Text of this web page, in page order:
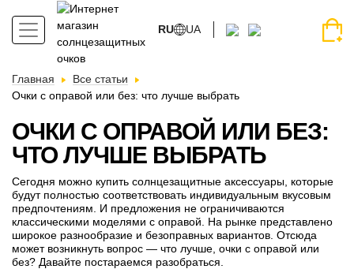
RU UA
Главная
Все статьи
Очки с оправой или без: что лучше выбрать
ОЧКИ С ОПРАВОЙ ИЛИ БЕЗ:
ЧТО ЛУЧШЕ ВЫБРАТЬ
Сегодня можно купить солнцезащитные аксессуары, которые
будут полностью соответствовать индивидуальным вкусовым
предпочтениям. И предложения не ограничиваются
классическими моделями с оправой. На рынке представлено
широкое разнообразие и безоправных вариантов. Отсюда
может возникнуть вопрос — что лучше, очки с оправой или
без? Давайте постараемся разобраться.